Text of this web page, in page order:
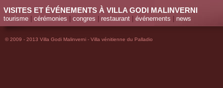
VISITES ET ÉVÉNEMENTS À VILLA GODI MALINVERNI
tourisme cérémonies congres restaurant événements news
© 2009 - 2013 Villa Godi Malinverni - Villa vénitienne du Palladio